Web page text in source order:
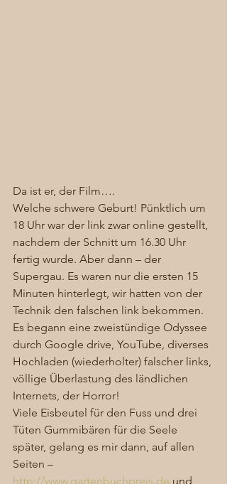
Da ist er, der Film….
Welche schwere Geburt! Pünktlich um
18 Uhr war der link zwar online gestellt,
nachdem der Schnitt um 16.30 Uhr
fertig wurde. Aber dann – der
Supergau. Es waren nur die ersten 15
Minuten hinterlegt, wir hatten von der
Technik den falschen link bekommen.
Es begann eine zweistündige Odyssee
durch Google drive, YouTube, diverses
Hochladen (wiederholter) falscher links,
völlige Überlastung des ländlichen
Internets, der Horror!
Viele Eisbeutel für den Fuss und drei
Tüten Gummibären für die Seele
später, gelang es mir dann, auf allen
Seiten –
http://www.gartenbuchpreis.de und